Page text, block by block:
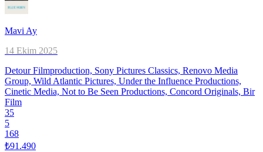
Mavi Ay
14 Ekim 2025
Detour Filmproduction, Sony Pictures Classics, Renovo Media
Group, Wild Atlantic Pictures, Under the Influence Productions,
Cinetic Media, Not to Be Seen Productions, Concord Originals, Bir
Film
35
5
168
₺91.490